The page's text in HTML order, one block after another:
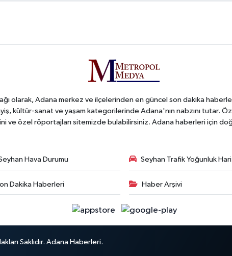
olarak, Adana merkez ve ilçelerinden en güncel son dakika
kültür-sanat ve yaşam kategorilerinde Adana'nın nabzını tutar.
ve özel röportajları sitemizde bulabilirsiniz. Adana haberleri için
Hava Durumu Seyhan Trafik Yoğunluk
Dakika Haberleri Haber Arşivi
Saklıdır. Adana Haberleri.